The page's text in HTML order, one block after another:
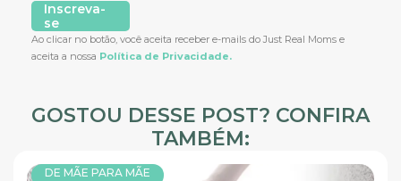
Inscreva-
se
Ao clicar no botão, você aceita receber e-mails do Just Real Moms e
aceita a nossa Política de Privacidade.
GOSTOU DESSE POST? CONFIRA
TAMBÉM:
DE MÃE PARA MÃE